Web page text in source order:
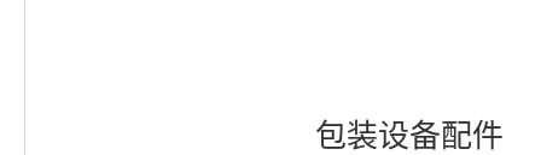
医疗检测设备